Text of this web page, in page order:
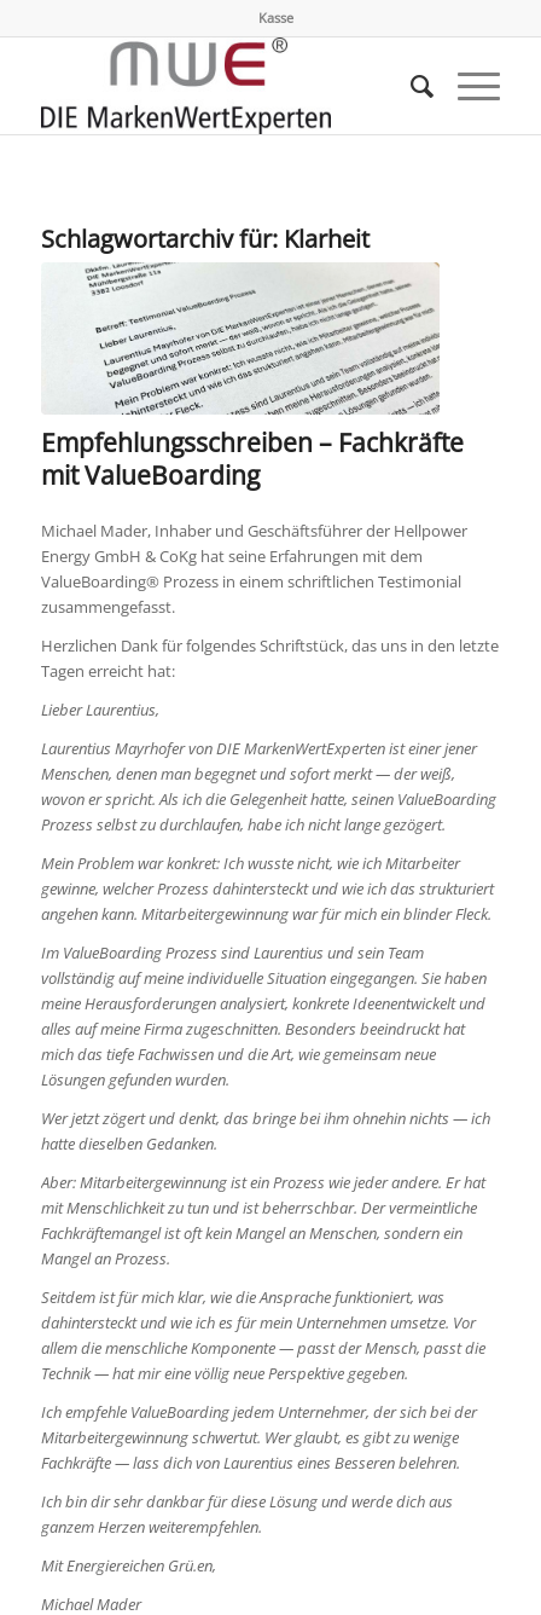
Kasse
Schlagwortarchiv für: Klarheit
Empfehlungsschreiben – Fachkräfte
mit ValueBoarding
Michael Mader, Inhaber und Geschäftsführer der Hellpower
Energy GmbH & CoKg hat seine Erfahrungen mit dem
ValueBoarding® Prozess in einem schriftlichen Testimonial
zusammengefasst.
Herzlichen Dank für folgendes Schriftstück, das uns in den letzte
Tagen erreicht hat:
Lieber Laurentius,
Laurentius Mayrhofer von DIE MarkenWertExperten ist einer jener
Menschen, denen manbegegnet und sofort merkt — der weiß,
wovon er spricht. Als ich die Gelegenheit hatte, seinen ValueBoarding
Prozess selbst zu durchlaufen, habe ich nicht lange gezögert.
Mein Problem war konkret: Ich wusste nicht, wie ich Mitarbeiter
gewinne, welcher Prozess dahintersteckt und wie ich das strukturiert
angehen kann. Mitarbeitergewinnung war für michein blinder Fleck.
Im ValueBoarding Prozess sind Laurentius und sein Team
vollständig auf meine individuelleSituation eingegangen. Sie haben
meine Herausforderungen analysiert, konkrete Ideenentwickelt und
alles auf meine Firma zugeschnitten. Besonders beeindruckt hat
mich das tiefeFachwissen und die Art, wie gemeinsam neue
Lösungen gefunden wurden.
Wer jetzt zögert und denkt, das bringe bei ihm ohnehin nichts — ich
hatte dieselben Gedanken.
Aber: Mitarbeitergewinnung ist ein Prozess wie jeder andere. Er hat
mit Menschlichkeit zu tunund ist beherrschbar. Der vermeintliche
Fachkräftemangel ist oft kein Mangel an Menschen, sondern ein
Mangel an Prozess.
Seitdem ist für mich klar, wie die Ansprache funktioniert, was
dahintersteckt und wie ich es fürmein Unternehmen umsetze. Vor
allem die menschliche Komponente — passt der Mensch, passt die
Technik — hat mir eine völlig neue Perspektive gegeben.
Ich empfehle ValueBoarding jedem Unternehmer, der sich bei der
Mitarbeitergewinnungschwertut. Wer glaubt, es gibt zu wenige
Fachkräfte — lass dich von Laurentius eines Besserenbelehren.
Ich bin dir sehr dankbar für diese Lösung und werde dich aus
ganzem Herzen weiterempfehlen.
Mit Energiereichen Grü.en,
Michael Mader